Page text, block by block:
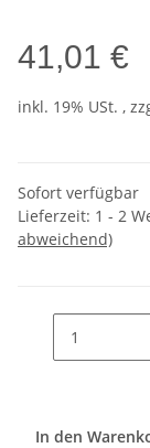
41,01 €
inkl. 19% USt. ,
Sofort verfügbar
Lieferzeit: 1 - 2
abweichend)
In den